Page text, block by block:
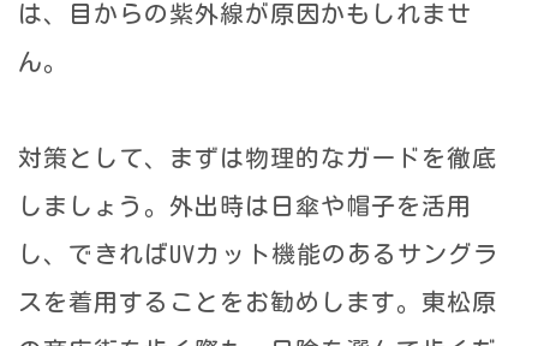
は、目からの紫外線が原因かもしれませ
ん。
対策として、まずは物理的なガードを徹底
しましょう。外出時は日傘や帽子を活用
し、できればUVカット機能のあるサングラ
スを着用することをお勧めします。東松原